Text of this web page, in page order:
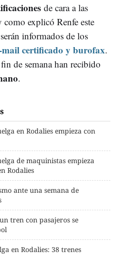
de cara a las
explicó Renfe este
informados de los
mail certificado y burofax.
de semana han recibido
.
en Rodalies empieza con
de maquinistas empieza
Rodalies
ante una semana de
tren con pasajeros se
en Rodalies: 38 trenes